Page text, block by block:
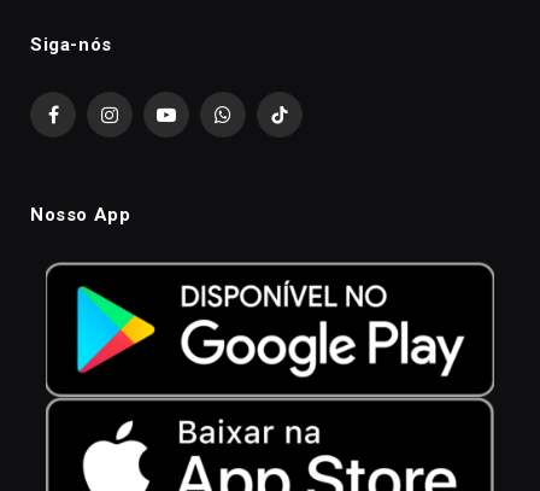
Siga-nós
FacebookInstagramYouTubeWhatsAppTikTok
Nosso App